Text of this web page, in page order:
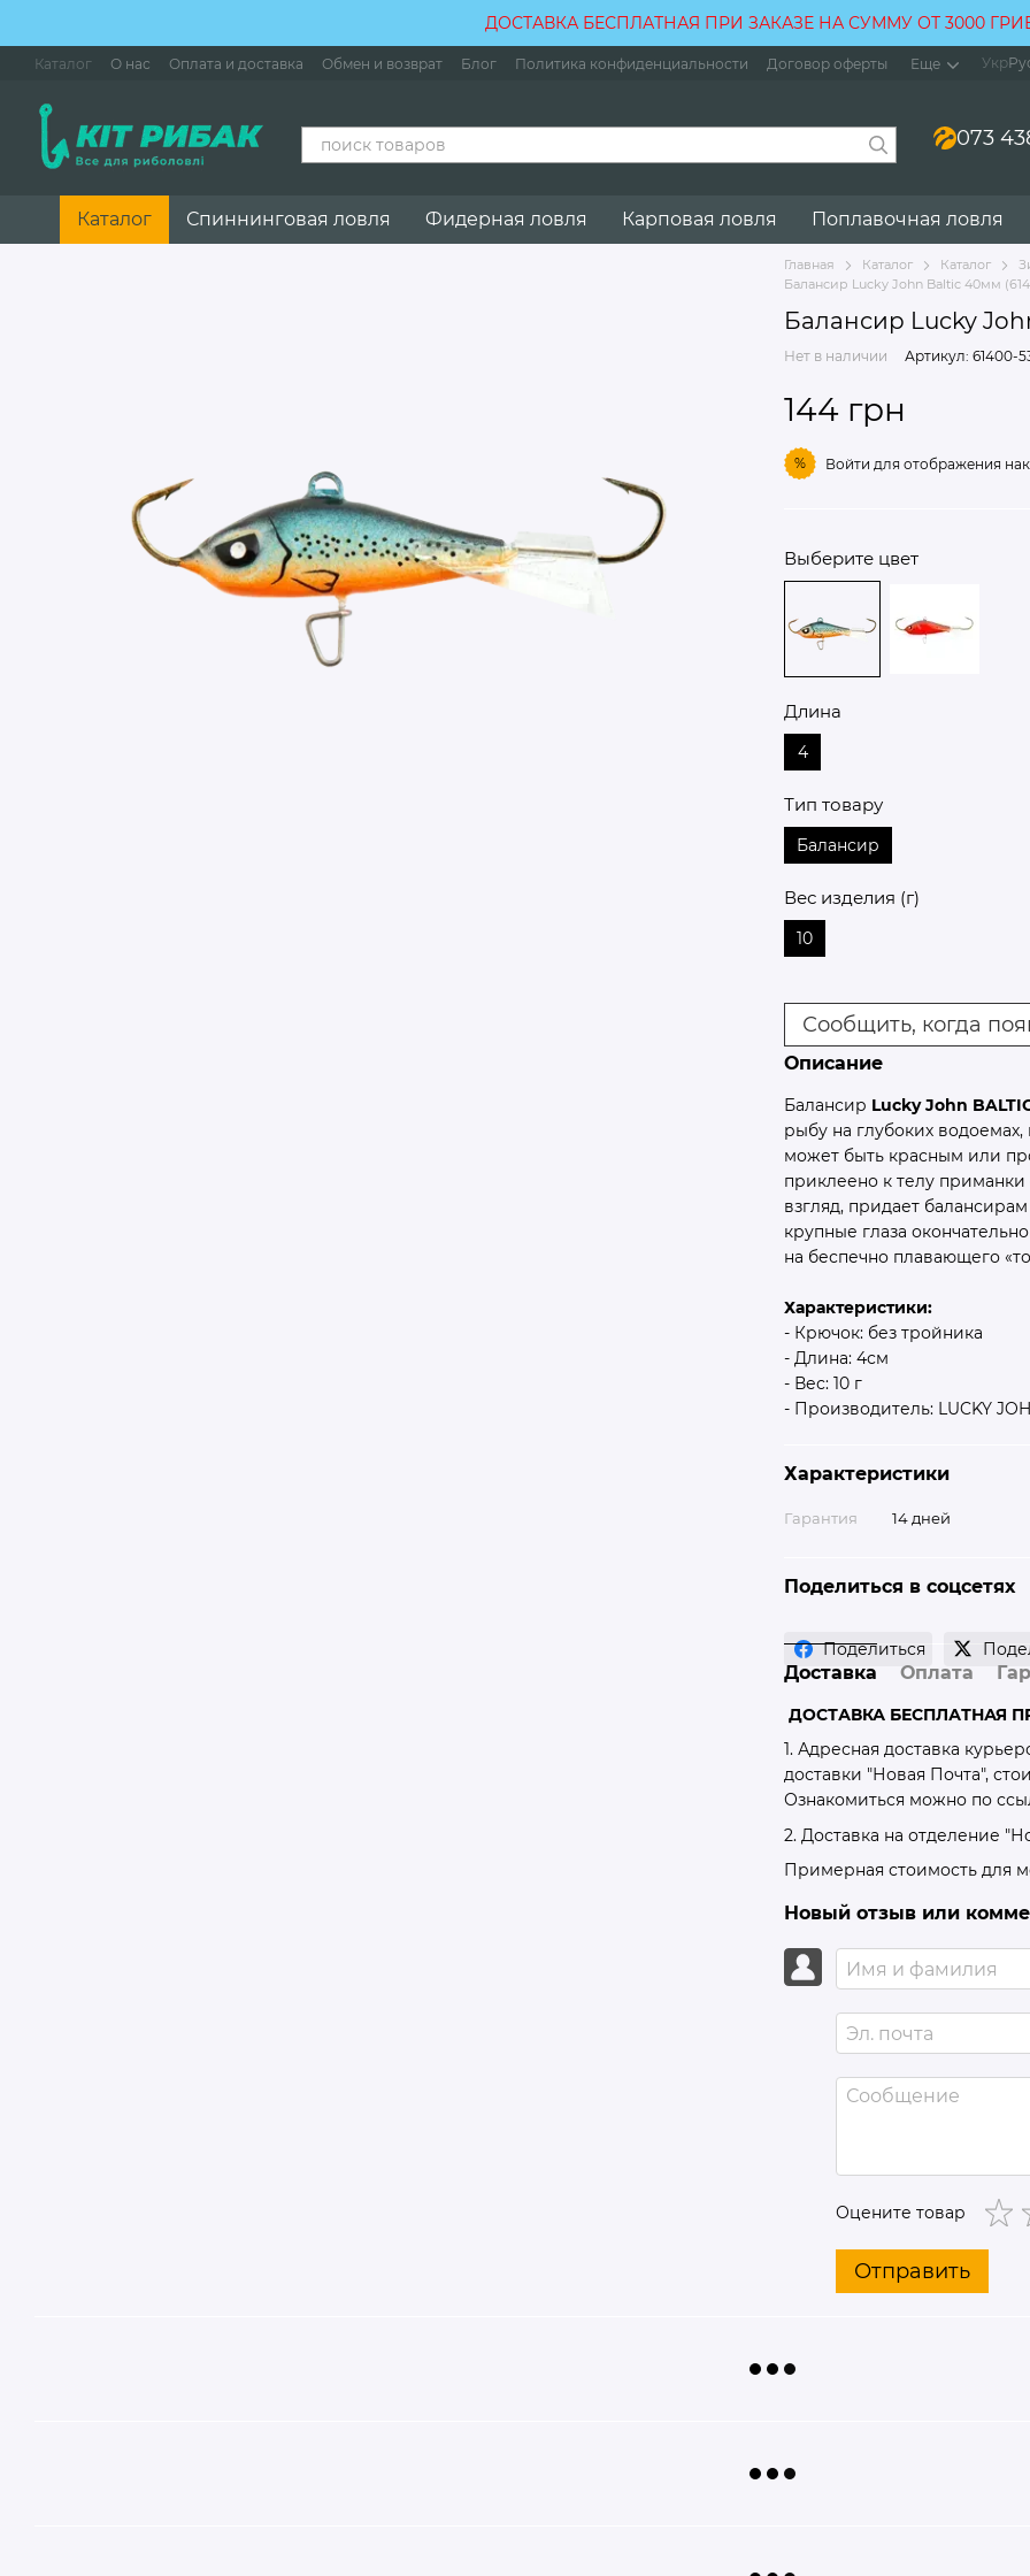
ДОСТАВКА БЕСПЛАТНАЯ ПРИ ЗАКАЗЕ НА СУММУ ОТ 3000
Каталог О нас Оплата и доставка Обмен и возврат Блог Политика конфиденциальности Договор оферты Еще Укр
073
Каталог Спиннинговая ловля Фидерная ловля Карповая ловля Поплавочная ловля
Главная Каталог Каталог
Балансир Lucky John Baltic 40мм
Балансир Lucky
Нет в наличии Артикул: 61400-
144 грн
% Войти для отображения
Выберите цвет
Длина
4
Тип товару
Балансир
Вес изделия (г)
10
Сообщить, когда
Описание
Балансир Lucky John
рыбу на глубоких
может быть красным или
приклеено к телу
взгляд, придает балансирам
крупные глаза
на беспечно плавающего
Характеристики:
- Крючок: без тройника
- Длина: 4см
- Вес: 10 г
- Производитель: LUCKY
Характеристики
Гарантия 14 дней
Поделиться в соцсетях
Поделиться
Доставка Оплата
ДОСТАВКА БЕСПЛАТНАЯ
1. Адресная доставка
доставки "Новая Почта",
Ознакомиться можно по
2. Доставка на отделение
Примерная стоимость для
Новый отзыв или
Оцените товар
Отправить